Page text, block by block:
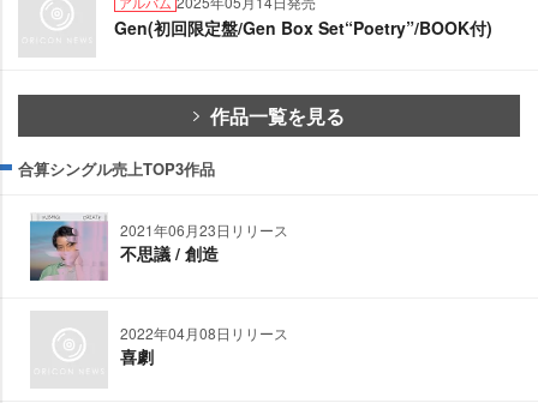
Gen(初回限定盤/Gen Box Set“Poetry”/BOOK付)
作品一覧を見る
合算シングル売上TOP3作品
2021年06月23日リリース
不思議 / 創造
2022年04月08日リリース
喜劇